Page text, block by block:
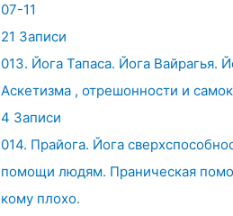
07-11
21 Записи
013. Йога Тапаса. Йога Вайрагья.
Аскетизма , отрешонности и
4 Записи
014. Прайога. Йога
помощи людям. Праническая
кому плохо.